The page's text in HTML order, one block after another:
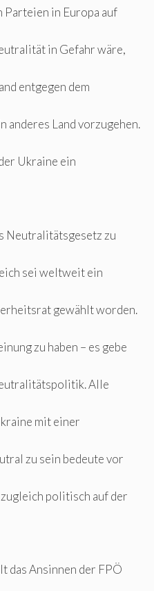
in Europa auf
in Gefahr wäre,
entgegen dem
anderes Land vorzugehen.
Ukraine ein
Neutralitätsgesetz zu
sei weltweit ein
gewählt worden.
zu haben – es gebe
Alle
mit einer
zu sein bedeute vor
politisch auf der
das Ansinnen der FPÖ